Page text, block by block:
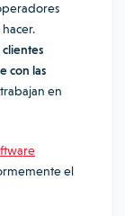
clientes
con las
en
el